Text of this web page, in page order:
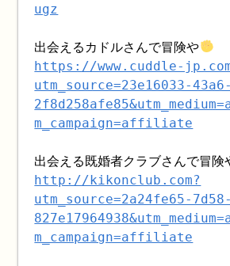
ugz
出会えるカドルさんで冒険や
https://www.cuddle-
utm_source=23e16033-
m_campaign=affiliate
出会える既婚者クラブさんで冒険
http://kikonclub.com?
utm_source=2a24fe65-
m_campaign=affiliate